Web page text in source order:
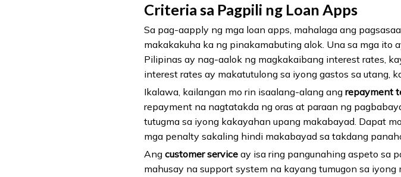
Criteria sa Pagpili ng Loan Apps
Sa pag-aapply ng mga loan apps, mahalaga ang
makakakuha ka ng pinakamabuting alok. Una sa mga ito
Pilipinas ay nag-aalok ng magkakaibang interest rates,
interest rates ay makatutulong sa iyong gastos sa utang,
Ikalawa, kailangan mo rin isaalang-alang ang repayment
repayment na nagtatakda ng oras at paraan ng
tutugma sa iyong kakayahan upang makabayad. Dapat
mga penalty sakaling hindi makabayad sa takdang
Ang customer service ay isa ring pangunahing aspeto sa
mahusay na support system na kayang tumugon sa